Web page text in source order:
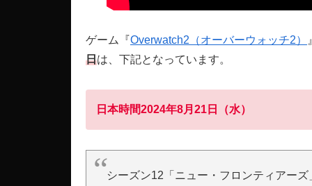
ゲーム『Overwatch2（オーバーウォッチ2）
日は、下記となっています。
日本時間2024年8月21日（水）
シーズン12「ニュー・フロンティアー